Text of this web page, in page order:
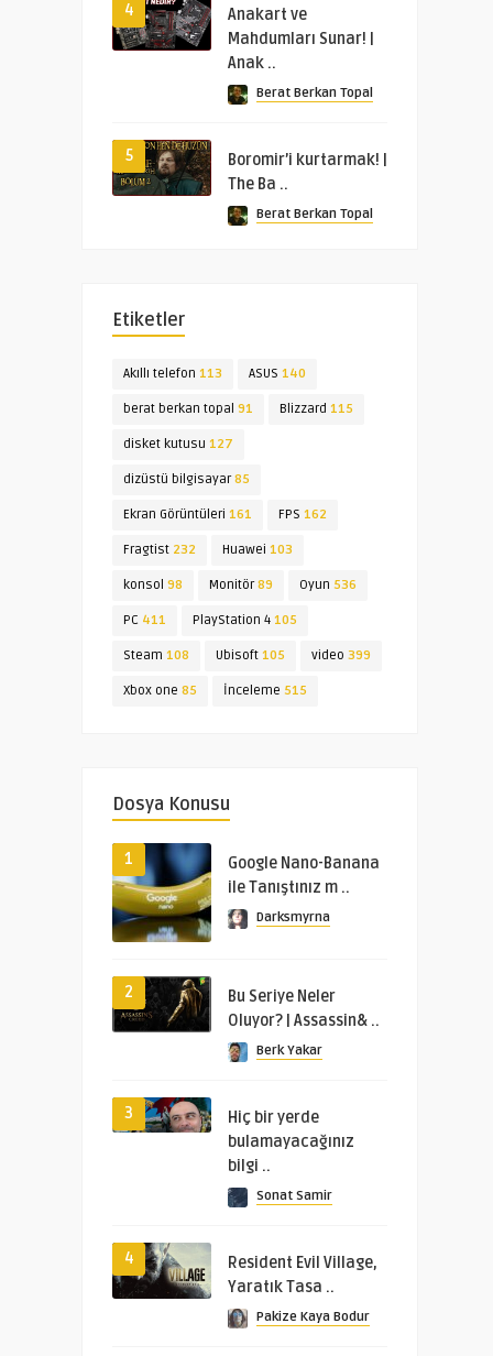
4
Anakart ve
Mahdumları Sunar! |
Anak ..
Berat Berkan Topal
5
Boromir’i kurtarmak! |
The Ba ..
Berat Berkan Topal
Etiketler
Akıllı telefon 113 ASUS 140
berat berkan topal 91 Blizzard 115
disket kutusu 127
dizüstü bilgisayar85
Ekran Görüntüleri 161 FPS 162
Fragtist 232 Huawei 103
konsol 98 Monitör89 Oyun 536
PC 411 PlayStation 4 105
Steam 108 Ubisoft 105 video 399
Xbox one 85 İnceleme 515
Dosya Konusu
1
Google Nano-Banana
ile Tanıştınız m ..
Darksmyrna
2
Bu Seriye Neler
Oluyor? | Assassin& ..
Berk Yakar
3
Hiç bir yerde
bulamayacağınız
bilgi ..
Sonat Samir
4
Resident Evil Village,
Yaratık Tasa ..
Pakize Kaya Bodur